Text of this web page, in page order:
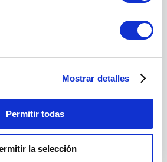
Mostrar detalles
Permitir todas
la selección
Protección de Datos
SL